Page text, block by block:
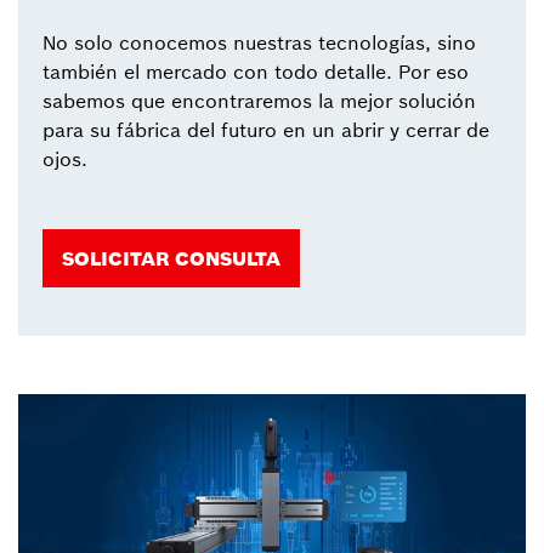
No solo conocemos nuestras tecnologías, sino
también el mercado con todo detalle. Por eso
sabemos que encontraremos la mejor solución
para su fábrica del futuro en un abrir y cerrar de
ojos.
SOLICITAR CONSULTA